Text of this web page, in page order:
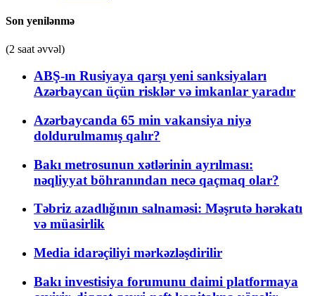
Son yenilənmə
(2 saat əvvəl)
ABŞ-ın Rusiyaya qarşı yeni sanksiyaları
Azərbaycan üçün risklər və imkanlar yaradır
Azərbaycanda 65 min vakansiya niyə
doldurulmamış qalır?
Bakı metrosunun xətlərinin ayrılması:
nəqliyyat böhranından necə qaçmaq olar?
Təbriz azadlığının salnaməsi: Məşrutə hərəkatı
və müasirlik
Media idarəçiliyi mərkəzləşdirilir
Bakı investisiya forumunu daimi platformaya